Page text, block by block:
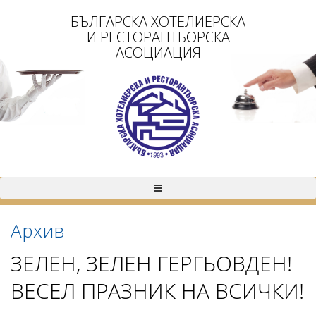
БЪЛГАРСКА ХОТЕЛИЕРСКА
И РЕСТОРАНТЬОРСКА
АСОЦИАЦИЯ
Архив
ЗЕЛЕН, ЗЕЛЕН ГЕРГЬОВДЕН!
ВЕСЕЛ ПРАЗНИК НА ВСИЧКИ!